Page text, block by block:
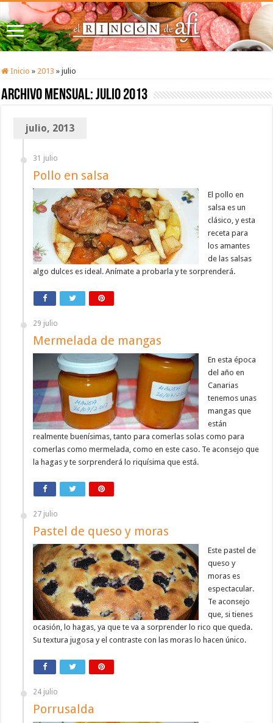
Inicio » 2013 » julio
Archivo mensual:julio 2013
julio, 2013
31 julio
Pollo en salsa
El pollo en
salsa es un
clásico, y esta
receta para
los amantes
de las salsas
algo dulces es ideal. Anímate a probarla y te sorprenderá.
29 julio
Mermelada de mangas
En esta época
del año en
Canarias
tenemos unas
mangas que
están
realmente buenísimas, tanto para comerlas solas como para
comerlas como mermelada, como en este caso. Te aconsejo que
la hagas y te sorprenderá lo riquísima que está.
27 julio
Pastel de queso y moras
Este pastel de
queso y
moras es
espectacular.
Te aconsejo
que, si tienes
ocasión, lo hagas, ya que te va a sorprender lo rico que queda.
Su textura jugosa y el contraste con las moras lo hacen único.
24 julio
Porrusalda